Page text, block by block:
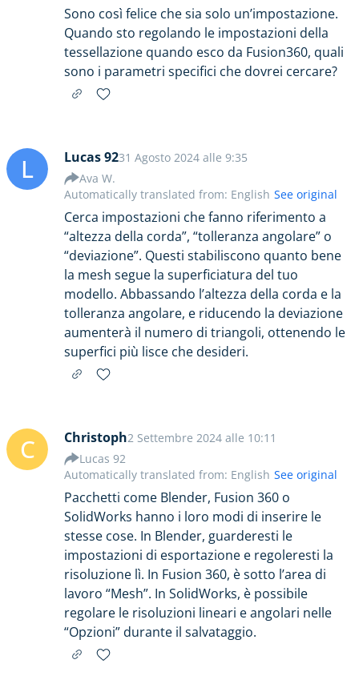
Sono così felice che sia solo un’impostazione.
Quando sto regolando le impostazioni della
tessellazione quando esco da Fusion360, quali
sono i parametri specifici che dovrei cercare?
L Lucas 9231 Agosto 2024 alle 9:35
Ava W.
Cerca impostazioni che fanno riferimento a
“altezza della corda”, “tolleranza angolare” o
“deviazione”. Questi stabiliscono quanto bene
la mesh segue la superficiatura del tuo
modello. Abbassando l’altezza della corda e la
tolleranza angolare, e riducendo la deviazione
aumenterà il numero di triangoli, ottenendo le
superfici più lisce che desideri.
Automatically translated from: English See original
C Christoph2 Settembre 2024 alle 10:11
Lucas 92
Pacchetti come Blender, Fusion 360 o
SolidWorks hanno i loro modi di inserire le
stesse cose. In Blender, guarderesti le
impostazioni di esportazione e regoleresti la
risoluzione lì. In Fusion 360, è sotto l’area di
lavoro “Mesh”. In SolidWorks, è possibile
regolare le risoluzioni lineari e angolari nelle
“Opzioni” durante il salvataggio.
Automatically translated from: English See original